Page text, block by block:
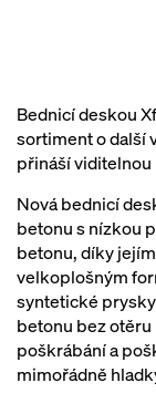
Bednicí deskou
sortiment o další
přináší
Nová bednicí
betonu s nízkou
betonu, díky
velkoplošným
syntetické
betonu bez
poškrábání a
mimořádně